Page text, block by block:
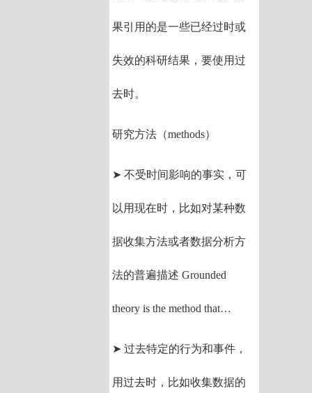
果引用的是一些已经过时或
失效的科研结果，要使用过
去时。
研究方法（methods）
➤ 不受时间影响的事实，可
以用现在时，比如对某种数
据收集方法或者数据分析方
法的普遍描述 Grounded
theory is the method that…
➤ 过去特定的行为和事件，
用过去时，比如收集数据的